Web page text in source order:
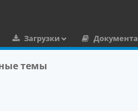
Загрузки
темы